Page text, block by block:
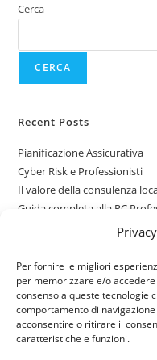
Per fornire le migliori
per memorizzare e/o
consenso a queste tecnologie
comportamento di
acconsentire o ritirare il
caratteristiche e funzioni.
Cerca
CERCA
Recent Posts
Pianificazione Assicurativa
Cyber Risk e Professionisti
Il valore della consulenza
Guida completa alla RC
Assicurazioni per giovani
Recent Comments